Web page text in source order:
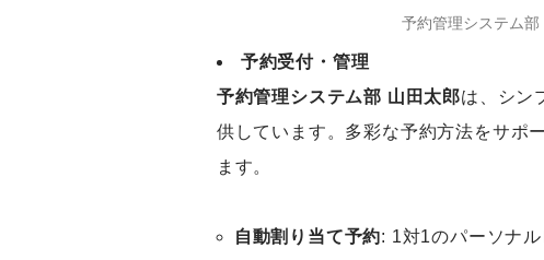
予約管理システム
予約受付・管理
予約管理システム部 山田太郎は、シン
供しています。多彩な予約方法をサポ
ます。
自動割り当て予約: 1対1のパーソナ